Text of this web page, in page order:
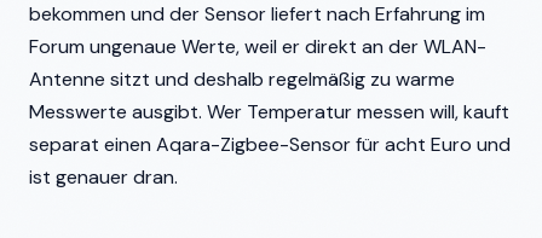
bekommen und der Sensor liefert nach Erfahrung im
Forum ungenaue Werte, weil er direkt an der WLAN-
Antenne sitzt und deshalb regelmäßig zu warme
Messwerte ausgibt. Wer Temperatur messen will, kauft
separat einen Aqara-Zigbee-Sensor für acht Euro und
ist genauer dran.